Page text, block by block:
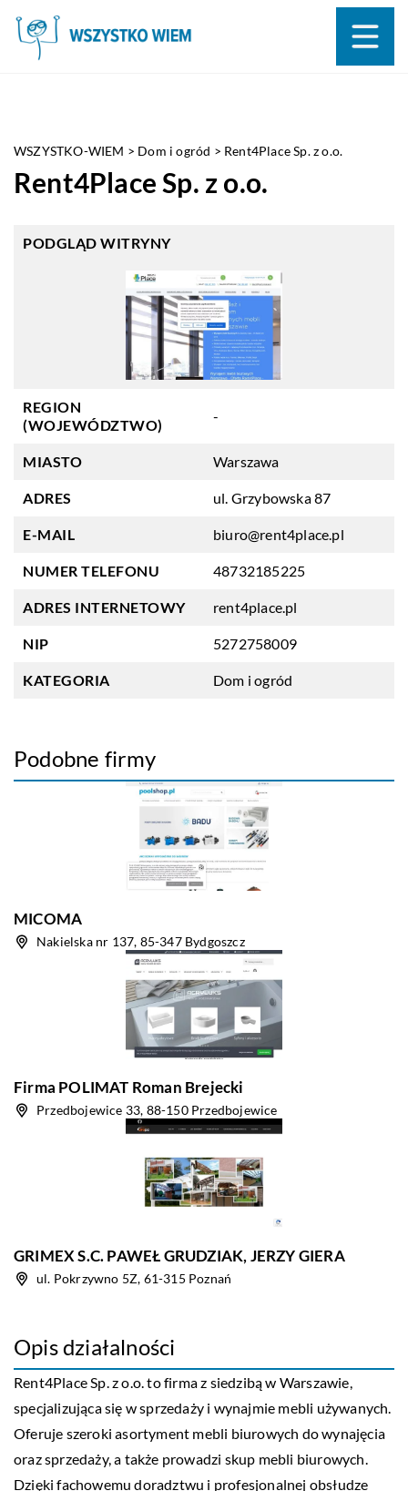
WSZYSTKO-WIEM > Dom i ogród > Rent4Place Sp. z o.o.
Rent4Place Sp. z o.o.
PODGLĄD WITRYNY
REGION
(WOJEWÓDZTWO)
-
MIASTO Warszawa
ADRES ul. Grzybowska 87
E-MAIL biuro@rent4place.pl
NUMER TELEFONU 48732185225
ADRES INTERNETOWY rent4place.pl
NIP 5272758009
KATEGORIA Dom i ogród
Podobne firmy
MICOMA
Nakielska nr 137, 85-347 Bydgoszcz
Firma POLIMAT Roman Brejecki
Przedbojewice 33, 88-150 Przedbojewice
GRIMEX S.C. PAWEŁ GRUDZIAK, JERZY GIERA
ul. Pokrzywno 5Z, 61-315 Poznań
Opis działalności
Rent4Place Sp. z o.o. to firma z siedzibą w Warszawie,
specjalizująca się w sprzedaży i wynajmie mebli używanych.
Oferuje szeroki asortyment mebli biurowych do wynajęcia
oraz sprzedaży, a także prowadzi skup mebli biurowych.
Dzięki fachowemu doradztwu i profesjonalnej obsłudze